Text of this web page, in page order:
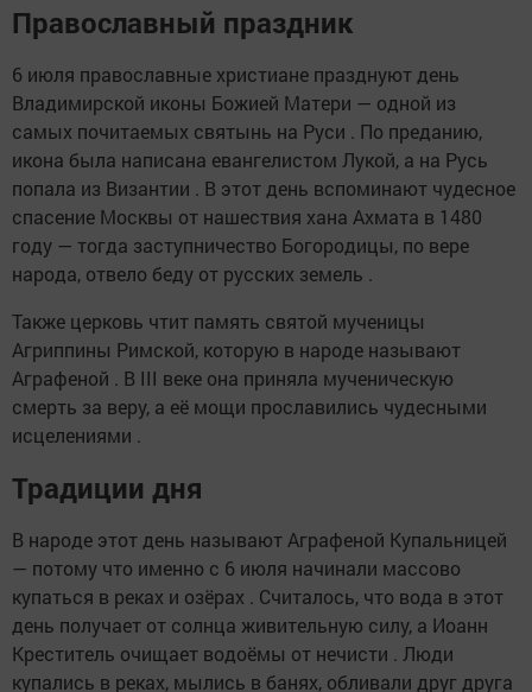
Православный праздник
6 июля православные христиане празднуют день
Владимирской иконы Божией Матери — одной из
самых почитаемых святынь на Руси . По преданию,
икона была написана евангелистом Лукой, а на Русь
попала из Византии . В этот день вспоминают чудесное
спасение Москвы от нашествия хана Ахмата в 1480
году — тогда заступничество Богородицы, по вере
народа, отвело беду от русских земель .
Также церковь чтит память святой мученицы
Агриппины Римской, которую в народе называют
Аграфеной . В III веке она приняла мученическую
смерть за веру, а её мощи прославились чудесными
исцелениями .
Традиции дня
В народе этот день называют Аграфеной Купальницей
— потому что именно с 6 июля начинали массово
купаться в реках и озёрах . Считалось, что вода в этот
день получает от солнца живительную силу, а Иоанн
Креститель очищает водоёмы от нечисти . Люди
купались в реках, мылись в банях, обливали друг друга